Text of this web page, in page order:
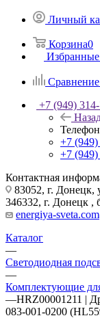
Личный
Корзина0
Сравнение
+7 (949) 314-
+7 (949)
+7
Контактная
83052, г. Донецк,
346332, г. Донецк ,
energiya-
Каталог
—
Светодиодная
—
Комплектующие
—HRZ00001211 |
083-001-0200